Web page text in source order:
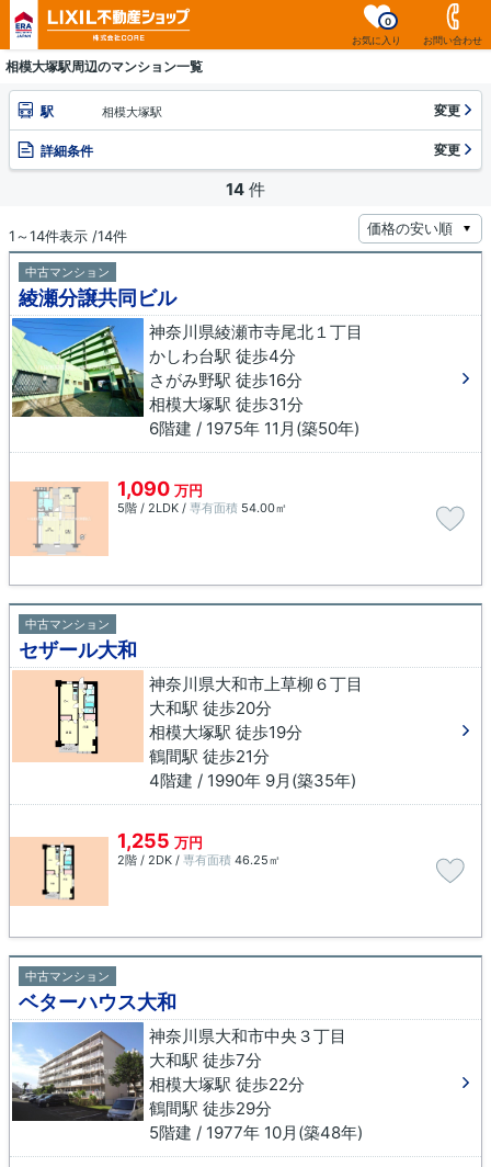
お気に入り
0
お問い合わせ
相模大塚駅周辺のマンション一覧
駅 相模大塚駅 変更
詳細条件 変更
14 件
1～14件表示 /14件
中古マンション
綾瀬分譲共同ビル
神奈川県綾瀬市寺尾北１丁目
かしわ台駅 徒歩4分
さがみ野駅 徒歩16分
相模大塚駅 徒歩31分
6階建 / 1975年 11月(築50年)
1,090 万円
5階 / 2LDK / 専有面積 54.00㎡
中古マンション
セザール大和
神奈川県大和市上草柳６丁目
大和駅 徒歩20分
相模大塚駅 徒歩19分
鶴間駅 徒歩21分
4階建 / 1990年 9月(築35年)
1,255 万円
2階 / 2DK / 専有面積 46.25㎡
中古マンション
ベターハウス大和
神奈川県大和市中央３丁目
大和駅 徒歩7分
相模大塚駅 徒歩22分
鶴間駅 徒歩29分
5階建 / 1977年 10月(築48年)